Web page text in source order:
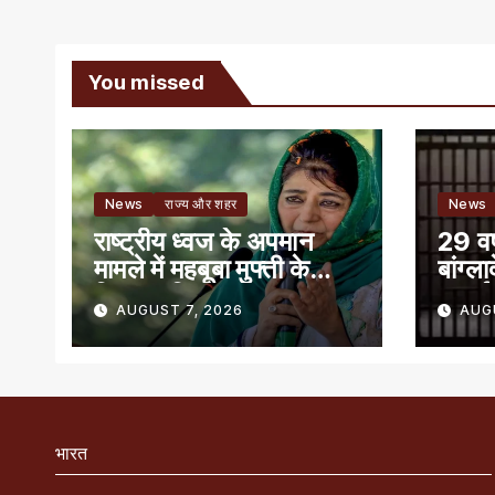
You missed
News राज्य और शहर
राष्ट्रीय ध्वज के अपमान
मामले में महबूबा मुफ्ती के
खिलाफ शिकायत
AUGUST 7, 2026
News
29
भारत